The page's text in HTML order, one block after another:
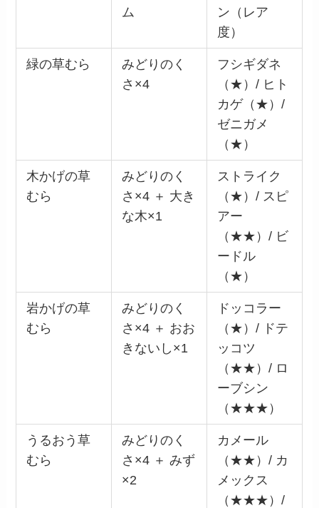
ム
ン（レア
度）
緑の草むら
みどりのく
さ×4
フシギダネ
（★）/ ヒト
カゲ（★）/
ゼニガメ
（★）
木かげの草
むら
みどりのく
さ×4 ＋ 大き
な木×1
ストライク
（★）/ スピ
アー
（★★）/ ビ
ードル
（★）
岩かげの草
むら
みどりのく
さ×4 ＋ おお
きないし×1
ドッコラー
（★）/ ドテ
ッコツ
（★★）/ ロ
ーブシン
（★★★）
うるおう草
むら
みどりのく
さ×4 ＋ みず
×2
カメール
（★★）/ カ
メックス
（★★★）/